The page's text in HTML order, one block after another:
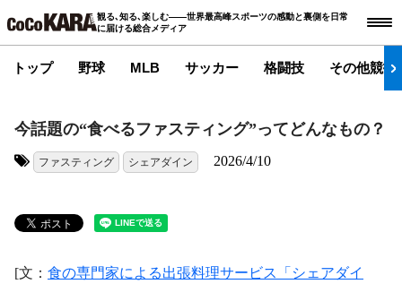
観る､知る､楽しむ――世界最高峰スポーツの感動と裏側を日常
に届ける総合メディア
トップ 野球 MLB サッカー 格闘技 その他競技
今話題の“食べるファスティング”ってどんなもの？
ファスティング シェアダイン 2026/4/10
[文： 食の専門家による出張料理サービス「シェアダイ